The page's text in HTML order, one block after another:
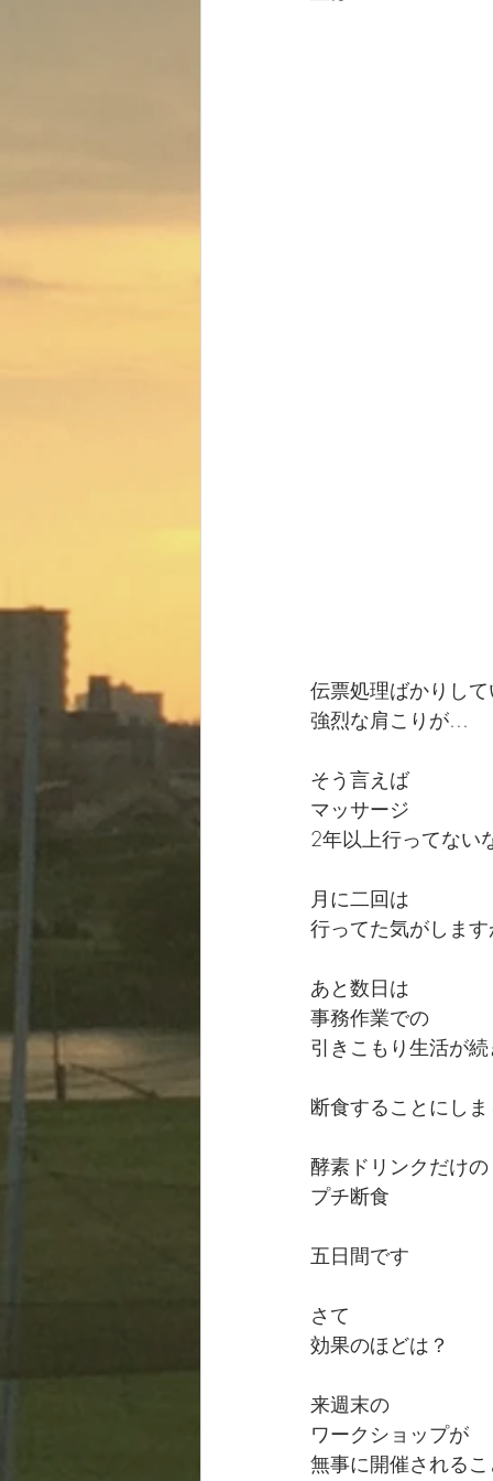
伝票処理ばかりし
強烈な肩こりが…
そう言えば
マッサージ
2年以上行ってない
月に二回は
行ってた気がしま
あと数日は
事務作業での
引きこもり生活が
断食することにし
酵素ドリンクだけの
プチ断食
五日間です
さて
効果のほどは？
来週末の
ワークショップが
無事に開催される